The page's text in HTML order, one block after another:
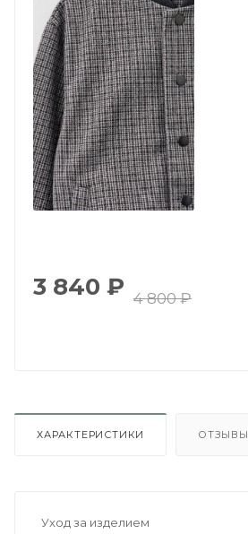
3 840 ₽ 4 800₽
ХАРАКТЕРИСТИКИ ОТЗЫВЫ
Уход за изделием